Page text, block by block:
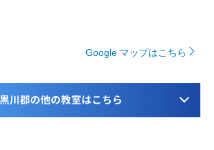
Google マップはこちら
黒川郡の他の教室はこちら